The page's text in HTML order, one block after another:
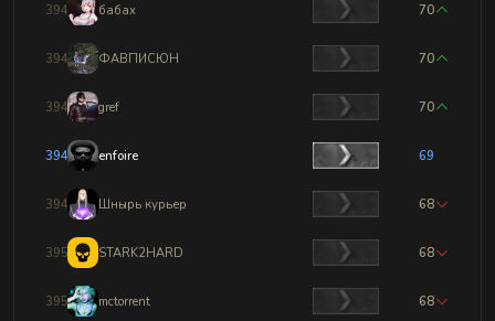
3945 бабах 70
3946 ФАВПИСЮН 70
3947 gref 70
3948 enfoire 69
3949 Шнырь курьер 68
3950 STARK2HARD 68
3951 mctorrent 68